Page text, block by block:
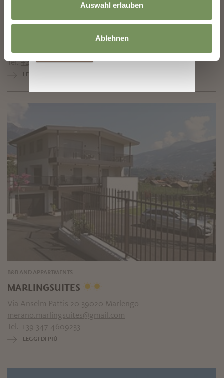
Auswahl erlauben
Ablehnen
APPARTAMENTO SCHMID
Via Maggiore 40/2 39020 Marlengo
christine_schmid@gmx.net
Tel.+49 17657988795
LEGGI DI PIÙ
B&B AND APPARTMENTS
MARLINGSUITES
Via Anselm Pattis 20 39020 Marlengo
merano.marlingsuites@gmail.com
Tel. +39 347 4609233
LEGGI DI PIÙ
Le informazioni sull'utilizzo dei dati sono